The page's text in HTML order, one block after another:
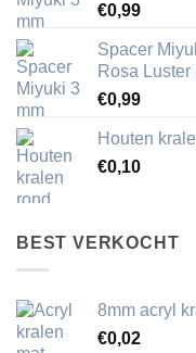
€0,99
Spacer
Rosa Luster
€0,99
Houten
€0,10
BEST VERKOCHT
8mm acryl
€0,02